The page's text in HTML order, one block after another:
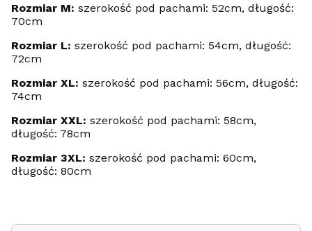
Rozmiar M: szerokość pod pachami: 52cm, długość:
70cm
Rozmiar L: szerokość pod pachami: 54cm, długość:
72cm
Rozmiar XL: szerokość pod pachami: 56cm, długość:
74cm
Rozmiar XXL: szerokość pod pachami: 58cm,
długość: 78cm
Rozmiar 3XL: szerokość pod pachami: 60cm,
długość: 80cm